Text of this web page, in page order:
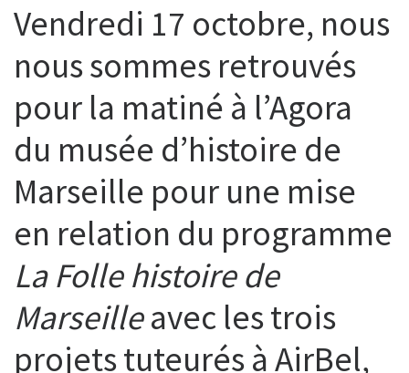
Vendredi 17 octobre, nous
nous sommes retrouvés
pour la matiné à l’Agora
du musée d’histoire de
Marseille pour une mise
en relation du programme
La Folle histoire de
Marseilleavec les trois
projets tuteurés à AirBel,